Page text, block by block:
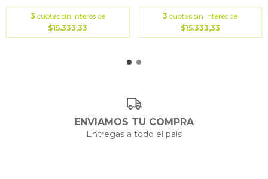
3 cuotas sin interés de
$15.333,33
3 cuotas sin interés de
$15.333,33
ENVIAMOS TU COMPRA
Entregas a todo el país